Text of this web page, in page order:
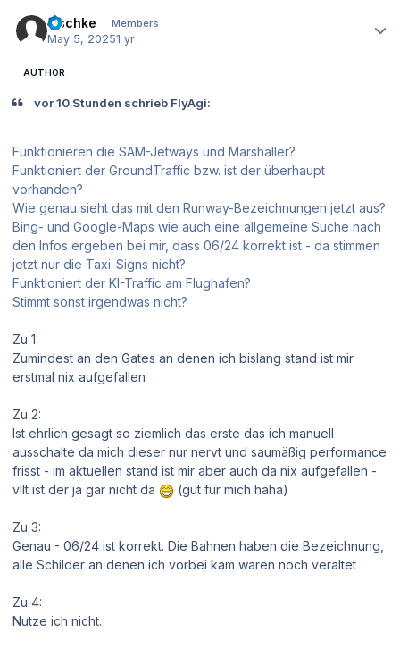
zischke Members
May 5, 20251 yr
AUTHOR
vor 10 Stunden schrieb FlyAgi:
Funktionieren die SAM-Jetways und Marshaller?
Funktioniert der GroundTraffic bzw. ist der überhaupt
vorhanden?
Wie genau sieht das mit den Runway-Bezeichnungen jetzt aus?
Bing- und Google-Maps wie auch eine allgemeine Suche nach
den Infos ergeben bei mir, dass 06/24 korrekt ist - da stimmen
jetzt nur die Taxi-Signs nicht?
Funktioniert der KI-Traffic am Flughafen?
Stimmt sonst irgendwas nicht?
Zu 1:
Zumindest an den Gates an denen ich bislang stand ist mir
erstmal nix aufgefallen
Zu 2:
Ist ehrlich gesagt so ziemlich das erste das ich manuell
ausschalte da mich dieser nur nervt und saumäßig performance
frisst - im aktuellen stand ist mir aber auch da nix aufgefallen -
vllt ist der ja gar nicht da
(gut für mich haha)
Zu 3:
Genau - 06/24 ist korrekt. Die Bahnen haben die Bezeichnung,
alle Schilder an denen ich vorbei kam waren noch veraltet
Zu 4:
Nutze ich nicht.